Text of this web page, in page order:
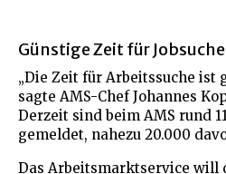
Günstige Zeit für Jobsuche
„Die Zeit für Arbeitssuche ist
sagte AMS-Chef Johannes
Derzeit sind beim AMS rund
gemeldet, nahezu 20.000
Das Arbeitsmarktservice will